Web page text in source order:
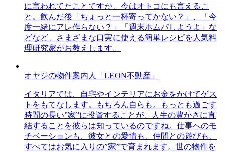
に言われてたことですが、今はオトコにも言えるこ
と。飲んだ後「ちょっと一杯寄ってかない？」、「今
度一緒にアレ作らない？」「週末ホムパしようよ」な
どなど、さまざまな口実に使える簡単レシピを人気料
理研究家がお教えします。
オヤジの物件案内人「LEON不動産」
イタリアでは、自宅やインテリアにお金をかけてゲス
トをもてなします。もちろん自らも。もっとも過ごす
時間の長い”家”に投資することが、人生の豊かさに直
結することを彼らは知っているのですね。仕事へのモ
チベーションも、彼女との愛情も、仲間との遊びも、
すべてはお気に入りの”家”で育まれます。世の物件を